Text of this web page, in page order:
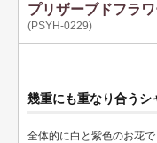
プリザーブドフラ
(PSYH-0229)
幾重にも重なり合うシ
全体的に白と紫色のお花